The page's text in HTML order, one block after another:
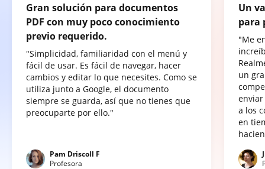
Gran solución para documentos
PDF con muy poco conocimiento
previo requerido.
"Simplicidad, familiaridad con el menú y
fácil de usar. Es fácil de navegar, hacer
cambios y editar lo que necesites. Como se
utiliza junto a Google, el documento
siempre se guarda, así que no tienes que
preocuparte por ello."
Pam Driscoll F
Profesora
Un
para
"Me
un
a los
en